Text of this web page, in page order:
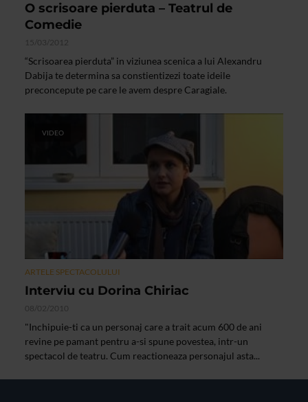
O scrisoare pierduta – Teatrul de
Comedie
15/03/2012
“Scrisoarea pierduta” in viziunea scenica a lui Alexandru
Dabija te determina sa constientizezi toate ideile
preconcepute pe care le avem despre Caragiale.
VIDEO
ARTELE SPECTACOLULUI
Interviu cu Dorina Chiriac
08/02/2010
"Inchipuie-ti ca un personaj care a trait acum 600 de ani
revine pe pamant pentru a-si spune povestea, intr-un
spectacol de teatru. Cum reactioneaza personajul asta...